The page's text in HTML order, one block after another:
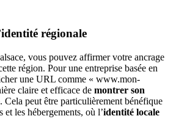
régionale
vous pouvez affirmer votre ancrage
région. Pour une entreprise basée en
une URL comme « www.mon-
claire et efficace de montrer son
. Cela peut être particulièrement bénéfique
et les hébergements, où l’identité locale